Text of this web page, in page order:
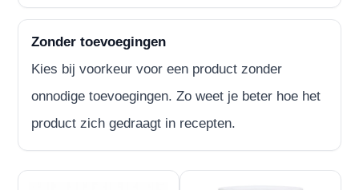
Zonder toevoegingen
Kies bij voorkeur voor een product zonder
onnodige toevoegingen. Zo weet je beter hoe het
product zich gedraagt in recepten.